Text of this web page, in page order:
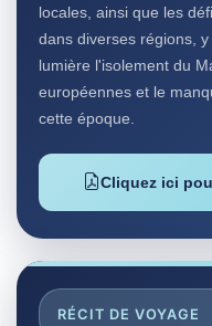
locales, ainsi que les
dans diverses régions,
lumière l'isolement du
européennes et le
cette époque.
Cliquez ici
RÉCIT DE VOYAGE